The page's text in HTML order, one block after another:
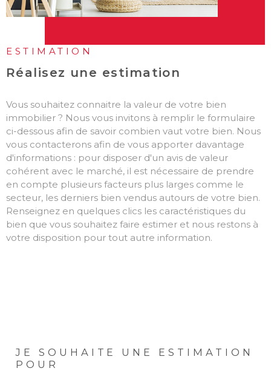
ESTIMATION
Réalisez une estimation
Vous souhaitez connaitre la valeur de votre bien
immobilier ? Nous vous invitons à remplir le formulaire
ci-dessous afin de savoir combien vaut votre bien. Nous
vous contacterons afin de vous apporter davantage
d'informations : pour disposer d'un avis de valeur
cohérent avec le marché, il est nécessaire de prendre
en compte plusieurs facteurs plus larges comme le
secteur, les derniers bien vendus autours de votre bien.
Renseignez en quelques clics les caractéristiques du
bien que vous souhaitez faire estimer et nous restons à
votre disposition pour tout autre information.
JE SOUHAITE UNE ESTIMATION
POUR